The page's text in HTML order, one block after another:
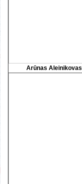
Arūnas Aleinikovas